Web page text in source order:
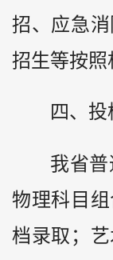
招、应急
招生等按照
四、
我省
物理科目
档录取；